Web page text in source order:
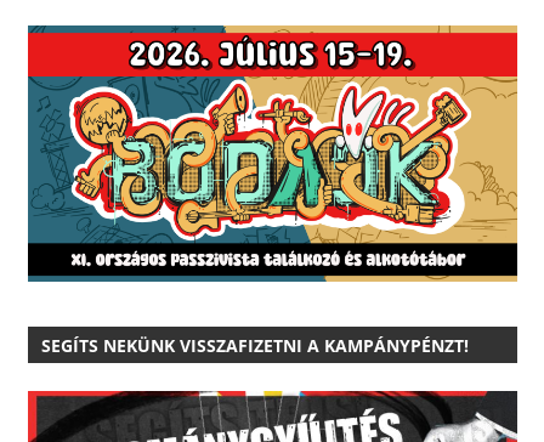
SEGÍTS NEKÜNK VISSZAFIZETNI A KAMPÁNYPÉNZT!